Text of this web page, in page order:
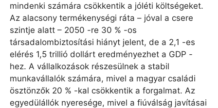
mindenki számára csökkentik a jóléti költségeket.
Az alacsony termékenységi ráta – jóval a csere
szintje alatt – 2050 -re 30 % -os
társadalombiztosítási hiányt jelent, de a 2,1 -es
elérés 1,5 trillió dollárt eredményezhet a GDP -
hez. A vállalkozások részesülnek a stabil
munkavállalók számára, mivel a magyar családi
ösztönzők 20 % -kal csökkentik a forgalmat. Az
egyedülállók nyeresége, mivel a fiúválság javításai